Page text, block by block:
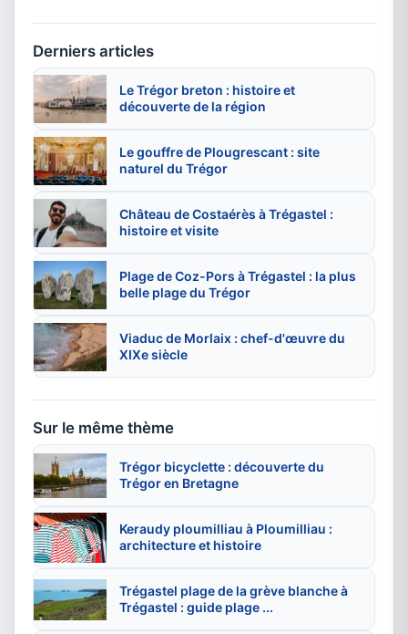
Derniers articles
Le Trégor breton : histoire et
découverte de la région
Le gouffre de Plougrescant : site
naturel du Trégor
Château de Costaérès à Trégastel :
histoire et visite
Plage de Coz-Pors à Trégastel : la plus
belle plage du Trégor
Viaduc de Morlaix : chef-d'œuvre du
XIXe siècle
Sur le même thème
Trégor bicyclette : découverte du
Trégor en Bretagne
Keraudy ploumilliau à Ploumilliau :
architecture et histoire
Trégastel plage de la grève blanche à
Trégastel : guide plage ...